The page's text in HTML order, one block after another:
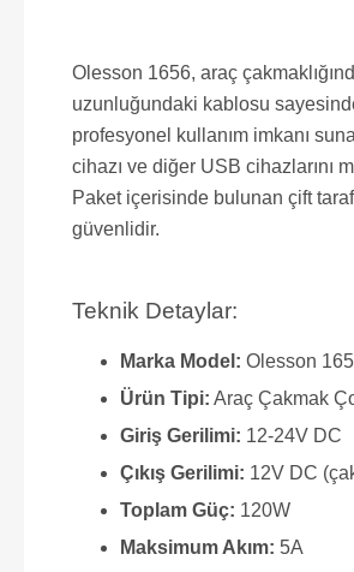
Olesson 1656, araç
uzunluğundaki kablosu
profesyonel kullanım imkanı
cihazı ve diğer USB cihazlarını
Paket içerisinde bulunan çift
güvenlidir.
Teknik Detaylar:
Marka Model: Olesson
Ürün Tipi: Araç Çakmak
Giriş Gerilimi: 12-24V DC
Çıkış Gerilimi: 12V DC
Toplam Güç: 120W
Maksimum Akım: 5A